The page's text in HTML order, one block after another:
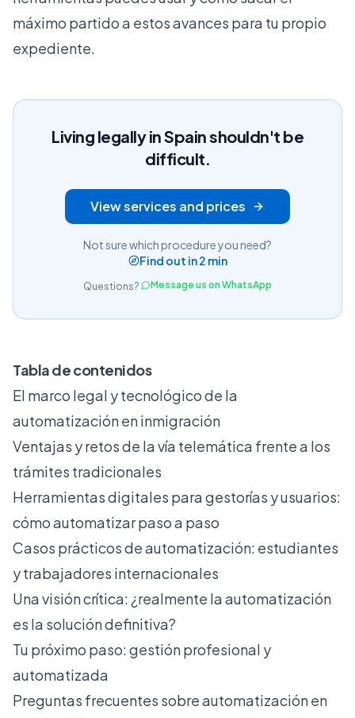
máximo partido a estos avances para tu propio
expediente.
Living legally in Spain shouldn't be
difficult.
View services and prices
Not sure which procedure you need?
Find out in 2 min
Questions? Message us on WhatsApp
Tabla de contenidos
El marco legal y tecnológico de la
automatización en inmigración
Ventajas y retos de la vía telemática frente a los
trámites tradicionales
Herramientas digitales para gestorías y usuarios:
cómo automatizar paso a paso
Casos prácticos de automatización: estudiantes
y trabajadores internacionales
Una visión crítica: ¿realmente la automatización
es la solución definitiva?
Tu próximo paso: gestión profesional y
automatizada
Preguntas frecuentes sobre automatización en